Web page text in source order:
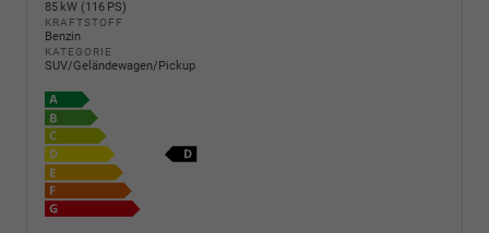
85 kW (116 PS)
KRAFTSTOFF
Benzin
KATEGORIE
SUV/Geländewagen/Pickup